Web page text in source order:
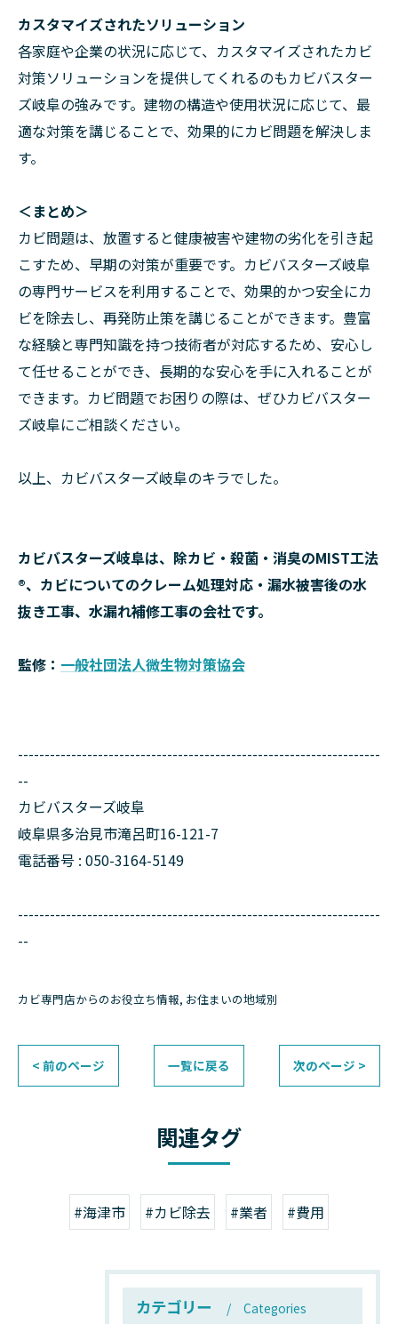
カスタマイズされたソリューション
各家庭や企業の状況に応じて、カスタマイズされたカビ
対策ソリューションを提供してくれるのもカビバスター
ズ岐阜の強みです。建物の構造や使用状況に応じて、最
適な対策を講じることで、効果的にカビ問題を解決しま
す。
＜まとめ＞
カビ問題は、放置すると健康被害や建物の劣化を引き起
こすため、早期の対策が重要です。カビバスターズ岐阜
の専門サービスを利用することで、効果的かつ安全にカ
ビを除去し、再発防止策を講じることができます。豊富
な経験と専門知識を持つ技術者が対応するため、安心し
て任せることができ、長期的な安心を手に入れることが
できます。カビ問題でお困りの際は、ぜひカビバスター
ズ岐阜にご相談ください。
以上、カビバスターズ岐阜のキラでした。
カビバスターズ岐阜は、除カビ・殺菌・消臭のMIST工法
®、カビについてのクレーム処理対応・漏水被害後の水
抜き工事、水漏れ補修工事の会社です。
監修： 一般社団法人微生物対策協会
--------------------------------------------------------------------
--
カビバスターズ岐阜
岐阜県多治見市滝呂町16-121-7
電話番号 : 050-3164-5149
--------------------------------------------------------------------
--
カビ専門店からのお役立ち情報 お住まいの地域別
< 前のページ 一覧に戻る 次のページ >
関連タグ
#海津市 #カビ除去 #業者 #費用
カテゴリー Categories